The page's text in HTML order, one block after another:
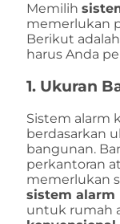
Memilih
memerlukan
Berikut
harus Anda
1. Ukuran
Sistem alarm
berdasarkan
bangunan.
perkantoran
memerlukan
sistem alarm
untuk rumah